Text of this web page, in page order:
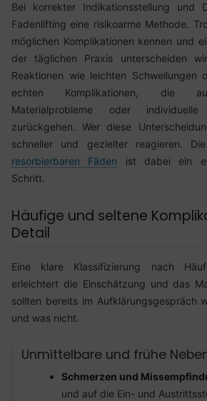
Bei korrekter Indikationsstellung und
Fadenlifting eine risikoarme Methode.
möglichen Komplikationen kennen und
der täglichen Praxis unterscheiden
Reaktionen wie leichten Schwellungen
echten Komplikationen, die auf
Materialprobleme oder individuelle
zurückgehen. Wer diese
schneller und gezielter reagieren.
resorbierbaren Fäden ist dabei ein
Schritt.
Häufige und seltene
Detail
Eine klare Klassifizierung nach
erleichtert die Einschätzung und das
sollten bereits im Aufklärungsgespräch
und was nicht.
Unmittelbare und frühe
Schmerzen und
und auf die Ein- und